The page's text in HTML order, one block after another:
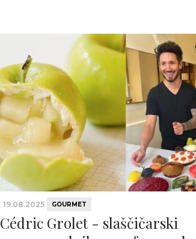
19.08.2025 GOURMET
Cédric Grolet - slaščičarski